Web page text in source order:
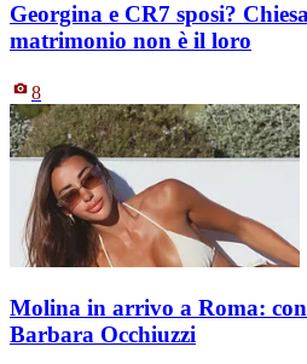
Georgina e CR7 sposi?
matrimonio non è il loro
8
Molina in arrivo a Roma:
Barbara Occhiuzzi